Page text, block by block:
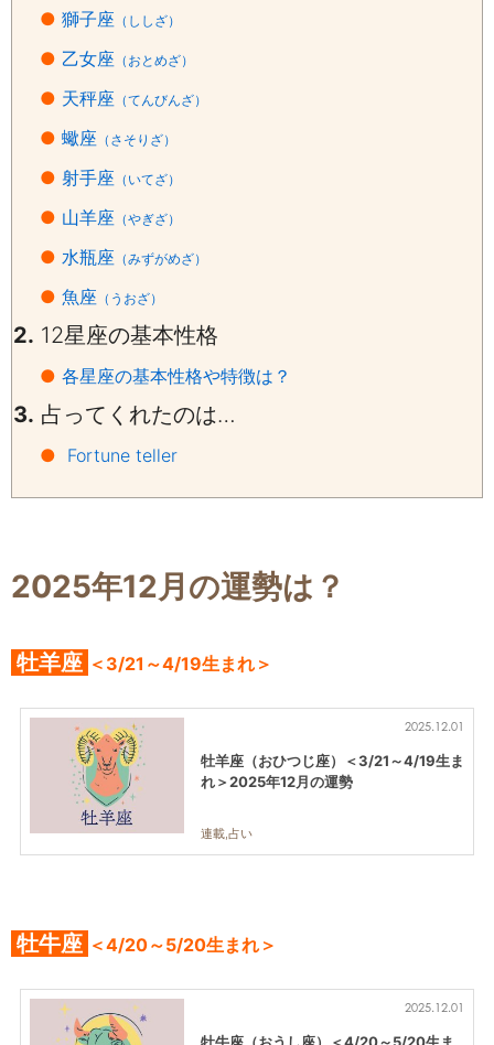
● 獅子座 （ししざ）
● 乙女座 （おとめざ）
● 天秤座 （てんびんざ）
● 蠍座 （さそりざ）
● 射手座 （いてざ）
● 山羊座 （やぎざ）
● 水瓶座 （みずがめざ）
● 魚座 （うおざ）
2. 12星座の基本性格
● 各星座の基本性格や特徴は？
3. 占ってくれたのは…
● Fortune teller
2025年12月の運勢は？
牡羊座 ＜3/21～4/19生まれ＞
2025.12.01
牡羊座（おひつじ座）＜3/21～4/19生ま
れ＞2025年12月の運勢
連載,占い
牡牛座 ＜4/20～5/20生まれ＞
2025.12.01